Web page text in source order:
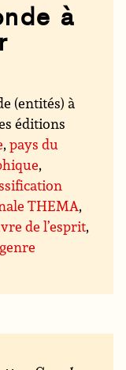
à
(entités) à
éditions
,pays du
,
THEMA,
de l’esprit,
genre